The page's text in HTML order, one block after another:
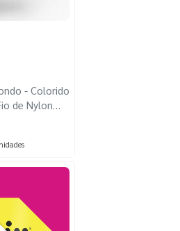
- Colorido
de Nylon